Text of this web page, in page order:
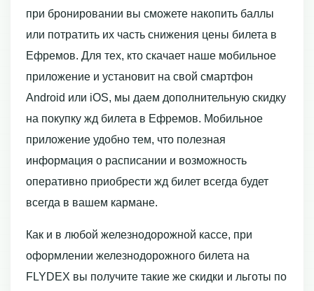
при бронировании вы сможете накопить баллы
или потратить их часть снижения цены билета в
Ефремов. Для тех, кто скачает наше мобильное
приложение и установит на свой смартфон
Android или iOS, мы даем дополнительную скидку
на покупку жд билета в Ефремов. Мобильное
приложение удобно тем, что полезная
информация о расписании и возможность
оперативно приобрести жд билет всегда будет
всегда в вашем кармане.
Как и в любой железнодорожной кассе, при
оформлении железнодорожного билета на
FLYDEX вы получите такие же скидки и льготы по